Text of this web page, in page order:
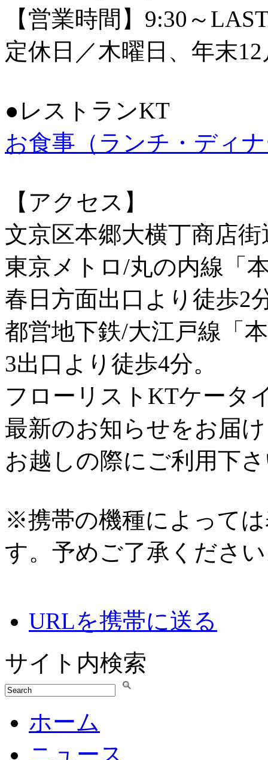
【営業時間】9:30～
定休日／木曜日、年末
●レストランKT
お食事（ランチ・ディ
【アクセス】
文京区本郷大横丁商店
東京メトロ/丸の内線「
春日方面出口より徒歩2
都営地下鉄/大江戸線「
3出口より徒歩4分。
フローリストKTケータ
最新のお知らせをお届
お越しの際にご利用下
※携帯の機種によって
す。予めご了承くださ
URLを携帯に送る
サイト内検索
ホーム
ニュース